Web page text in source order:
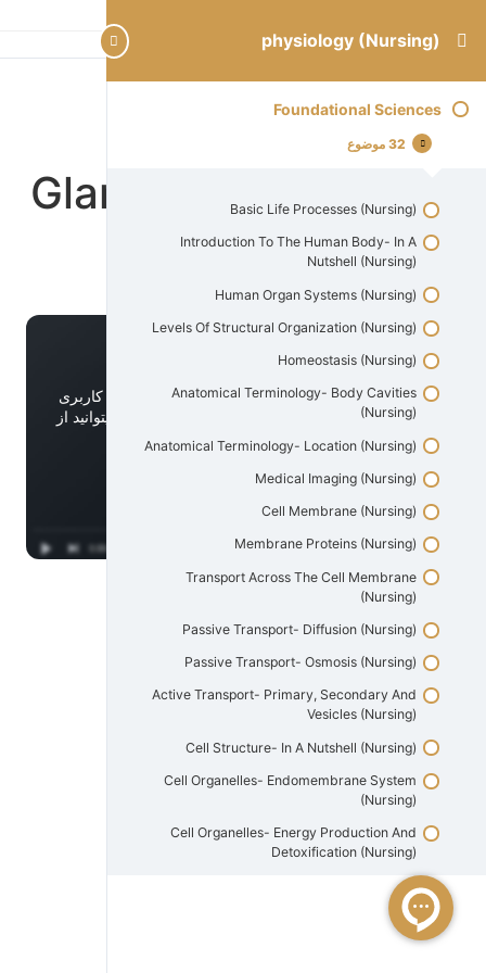
physiology (Nursing)
Foundational Sciences
32 موضوع
Basic Life Processes (Nursing)
Introduction To The Human Body- In A
Nutshell (Nursing)
Human Organ Systems (Nursing)
Levels Of Structural Organization (Nursing)
Homeostasis (Nursing)
Anatomical Terminology- Body Cavities
(Nursing)
Anatomical Terminology- Location (Nursing)
Medical Imaging (Nursing)
Cell Membrane (Nursing)
Membrane Proteins (Nursing)
Transport Across The Cell Membrane
(Nursing)
Passive Transport- Diffusion (Nursing)
Passive Transport- Osmosis (Nursing)
Active Transport- Primary, Secondary And
Vesicles (Nursing)
Cell Structure- In A Nutshell (Nursing)
Cell Organelles- Endomembrane System
(Nursing)
Cell Organelles- Energy Production And
Detoxification (Nursing)
Cytoskeleton- Cytoplasm (Nursing)
Cell Junctions (Nursing)
موضوع قبلی
Surface And
Glandular Epithelium
(Nursing)
جهت تماشای ویدیو اگر اشتراک دارید، ابتدا وارد پنل کاربری
خود شوید و به وبسایت ورود کنید در غیر اینصورت میتوانید از
قسمت زیر دوره را خریداری نمایید.
خرید همین دوره